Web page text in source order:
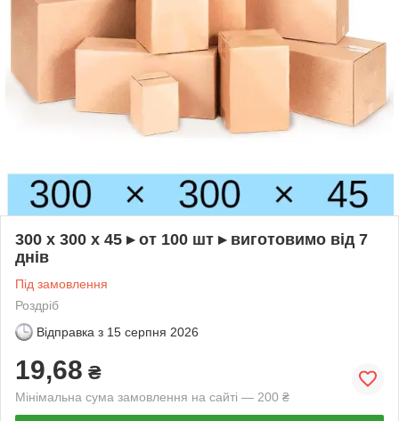
300 х 300 х 45 ▸ от 100 шт ▸ виготовимо від 7
днів
Під замовлення
Роздріб
Відправка з 15 серпня 2026
19,68 ₴
Мінімальна сума замовлення на сайті — 200 ₴